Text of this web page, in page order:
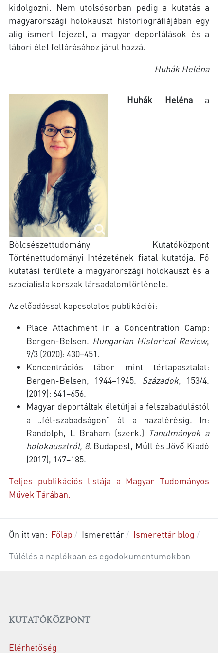
kidolgozni. Nem utolsósorban pedig a kutatás a
magyarországi holokauszt historiográfiájában egy
alig ismert fejezet, a magyar deportálások és a
tábori élet feltárásához járul hozzá.
Huhák Heléna
Huhák Helénaa
Bölcsészettudományi Kutatóközpont
Történettudományi Intézetének fiatal kutatója. Fő
kutatási területe a magyarországi holokauszt és a
szocialista korszak társadalomtörténete.
Az előadással kapcsolatos publikációi:
Place Attachment in a Concentration Camp:
Bergen-Belsen. Hungarian Historical Review,
9/3 (2020): 430–451.
Koncentrációs tábor mint tértapasztalat:
Bergen-Belsen, 1944–1945.
Századok, 153/4.
(2019): 641–656.
Magyar deportáltak életútjai a felszabadulástól
a „fél-szabadságon” át a hazatérésig. In:
Randolph, L Braham (szerk.) Tanulmányok a
holokausztról, 8. Budapest, Múlt és Jövő Kiadó
(2017), 147–185.
Teljes publikációs listája a Magyar Tudományos
Művek Tárában.
Ön itt van: Főlap Ismerettár
Ismerettár blog
Túlélés a naplókban és egodokumentumokban
KUTATÓKÖZPONT
Elérhetőség